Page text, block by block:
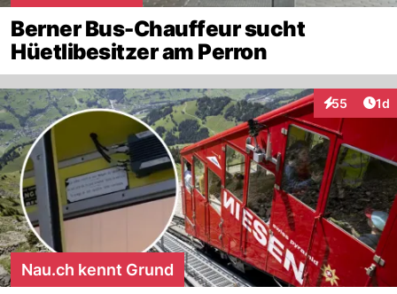
Berner Bus-Chauffeur sucht
Hüetlibesitzer am Perron
55
Interaktionen
1d
Nau.ch kennt Grund